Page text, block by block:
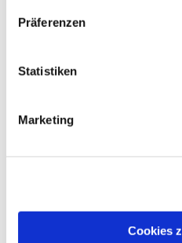
Präferenzen
Statistiken
Marketing
Cookies
Dies